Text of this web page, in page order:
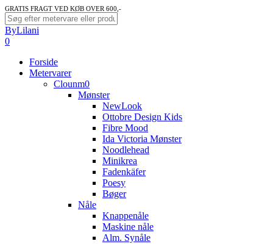
Skip
to
main
content
GRATIS FRAGT VED KØB OVER 600,-
Close
Search
ByLilani
search
account
0
Forside
Metervarer
Clounm0
Mønster
NewLook
Ottobre Design Kids
Fibre Mood
Ida Victoria Mønster
Noodlehead
Minikrea
Fadenkäfer
Poesy
Bøger
Nåle
Knappenåle
Maskine nåle
Alm. Synåle